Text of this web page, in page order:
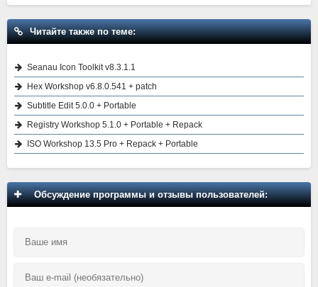
Читайте также по теме:
Seanau Icon Toolkit v8.3.1.1
Hex Workshop v6.8.0.541 + patch
Subtitle Edit 5.0.0 + Portable
Registry Workshop 5.1.0 + Portable + Repack
ISO Workshop 13.5 Pro + Repack + Portable
Обсуждение программы и отзывы пользователей: